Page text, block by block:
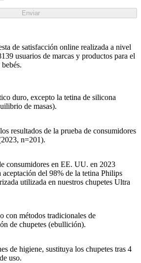
Enviar
de satisfacción online realizada a nivel
usuarios de marcas y productos para el
duro, excepto la tetina de silicona
de masas).
resultados de la prueba de consumidores
n=201).
consumidores en EE. UU. en 2023
aceptación del 98% de la tetina Philips
utilizada en nuestros chupetes Ultra
con métodos tradicionales de
de chupetes (ebullición).
de higiene, sustituya los chupetes tras 4
uso.